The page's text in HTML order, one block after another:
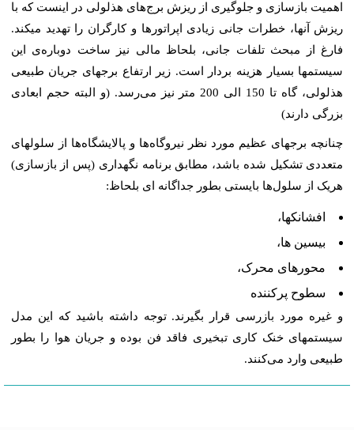
اهمیت بازسازی و جلوگیری از ریزش برج‌های هذلولی در اینست که با
ریزش آنها، خطرات جانی زیادی اپراتورها و کارگران را تهدید میکند.
فارغ از مبحث تلفات جانی، بلحاظ مالی نیز ساخت دوباره‌ی این
سیستمها بسیار هزینه بردار است. زیر ارتفاع برجهای جریان طبیعی
هذلولی، گاه تا 150 الی 200 متر نیز می‌رسد. (و البته حجم ابعادی
بزرگی دارند)
چنانچه برجهای عظیم مورد نظر نیروگاه‌ها و پالایشگاه‌ها از سلولهای
متعددی تشکیل شده باشد، مطابق برنامه نگهداری (پس از بازسازی)
هریک از سلول‌ها بایستی بطور جداگانه ای بلحاظ:
افشانکها،
بیسین ها،
محور‌های محرک،
سطوح پرکننده
و غیره مورد بازرسی قرار بگیرند. توجه داشته باشید که این مدل
سیستمهای خنک کاری تبخیری فاقد فن بوده و جریان هوا را بطور
طبیعی وارد می‌کنند.